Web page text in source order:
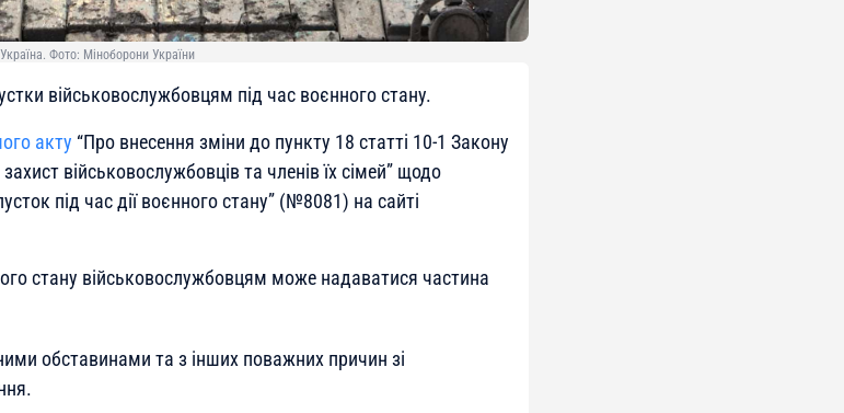
Фото: Міноборони України
військовослужбовцям під час воєнного стану.
акту “Про внесення зміни до пункту 18 статті 10-1 Закону
військовослужбовців та членів їх сімей” щодо
під час дії воєнного стану” (№8081) на сайті
стану військовослужбовцям може надаватися частина
обставинами та з інших поважних причин зі